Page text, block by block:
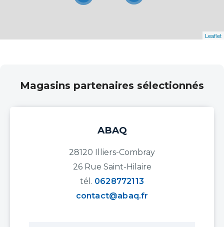
Leaflet
Magasins partenaires sélectionnés
ABAQ
28120 Illiers-Combray
26 Rue Saint-Hilaire
tél. 0628772113
contact@abaq.fr